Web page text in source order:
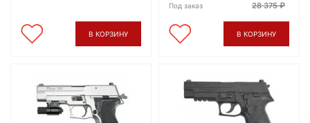
В КОРЗИНУ
Под заказ 28 375
В КОРЗИНУ